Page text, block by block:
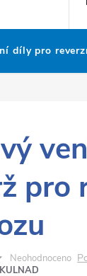
díly pro
pro
Neohodnoceno
KULNAD